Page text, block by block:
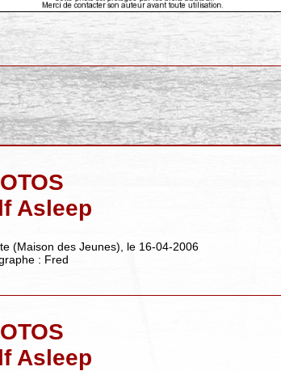
Asleep
(Maison des Jeunes), le 16-04-2006
: Fred
Asleep